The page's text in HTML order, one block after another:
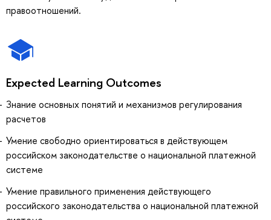
правоотношений.
Expected Learning Outcomes
Знание основных понятий и механизмов регулирования
расчетов
Умение свободно ориентироваться в действующем
российском законодательстве о национальной платежной
системе
Умение правильного применения действующего
российского законодательства о национальной платежной